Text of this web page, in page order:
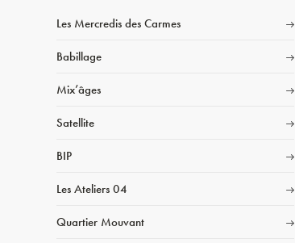
Les Mercredis des Carmes
Babillage
Mix’âges
Satellite
BIP
Les Ateliers 04
Quartier Mouvant